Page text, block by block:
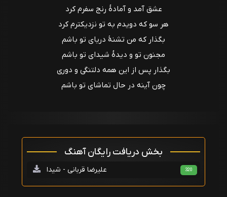
عشق آمد و آمادهٔ رنج سفرم کرد
هر سو که دویدم به تو نزدیکترم کرد
بگذار که من تشنهٔ دریای تو باشم
مجنون تو و دیدهٔ شیدای تو باشم
بگذار پس از این همه دلتنگی و دوری
چون آینه در حال تماشای تو باشم
بخش دریافت رایگان آهنگ
علیرضا قربانی - شیدا 320